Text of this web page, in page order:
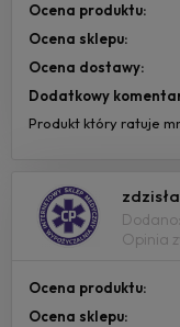
Ocena produktu:
Ocena sklepu:
Ocena dostawy:
Dodatkowy
Produkt który ratuje
Opinia
Ocena produktu:
Ocena sklepu: